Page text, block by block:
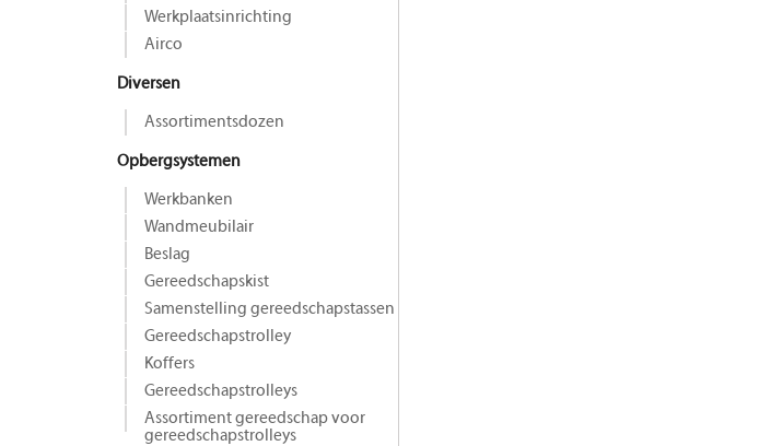
Werkplaatsinrichting
Airco
Diversen
Assortimentsdozen
Opbergsystemen
Werkbanken
Wandmeubilair
Beslag
Gereedschapskist
Samenstelling gereedschapstassen
Gereedschapstrolley
Koffers
Gereedschapstrolleys
Assortiment gereedschap voor
gereedschapstrolleys